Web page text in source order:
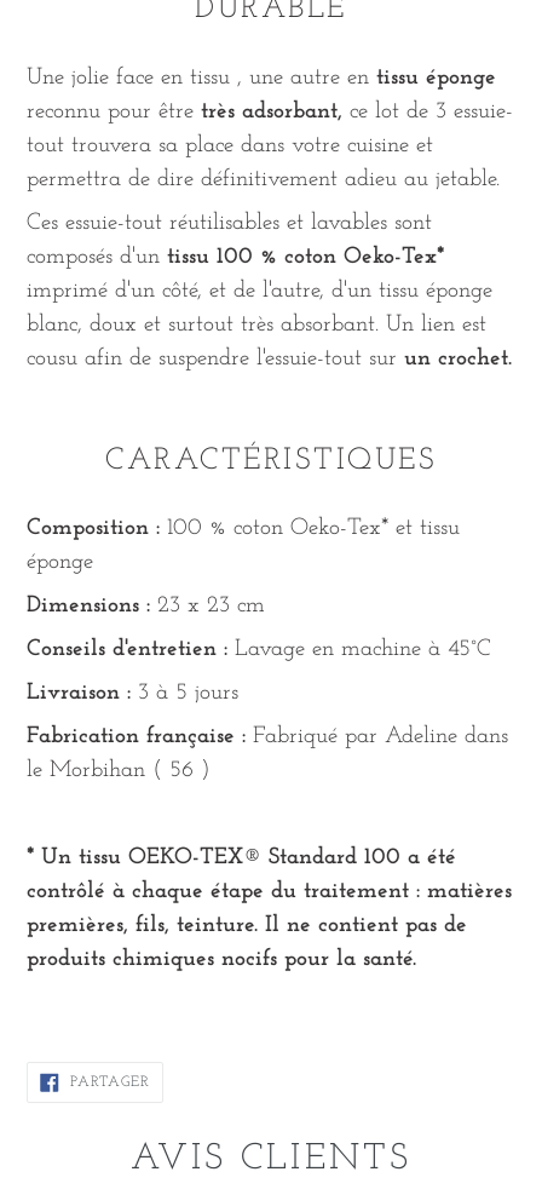
DURABLE
Une jolie face en tissu , une autre en tissu éponge
reconnu pour être très adsorbant, ce lot de 3 essuie-
tout trouvera sa place dans votre cuisine et
permettra de dire définitivement adieu au jetable.
Ces essuie-tout réutilisables et lavables sont
composés d'un tissu 100 % coton Oeko-Tex*
imprimé d'un côté, et de l'autre, d'un tissu éponge
blanc, doux et surtout très absorbant. Un lien est
cousu afin de suspendre l'essuie-tout sur un crochet.
CARACTÉRISTIQUES
Composition : 100 % coton Oeko-Tex* et tissu
éponge
Dimensions : 23 x 23 cm
Conseils d'entretien : Lavage en machine à 45°C
Livraison : 3 à 5 jours
Fabrication française : Fabriqué par Adeline dans
le Morbihan ( 56 )
* Un tissu OEKO-TEX® Standard 100 a été
contrôlé à chaque étape du traitement : matières
premières, fils, teinture. Il ne contient pas de
produits chimiques nocifs pour la santé.
PARTAGER
AVIS CLIENTS